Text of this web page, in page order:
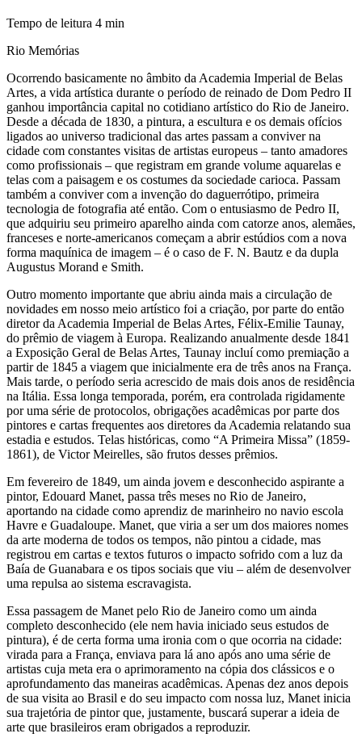
Tempo de leitura 4 min
Rio Memórias
Ocorrendo basicamente no âmbito da Academia Imperial de Belas
Artes, a vida artística durante o período de reinado de Dom Pedro II
ganhou importância capital no cotidiano artístico do Rio de Janeiro.
Desde a década de 1830, a pintura, a escultura e os demais ofícios
ligados ao universo tradicional das artes passam a conviver na
cidade com constantes visitas de artistas europeus – tanto amadores
como profissionais – que registram em grande volume aquarelas e
telas com a paisagem e os costumes da sociedade carioca. Passam
também a conviver com a invenção do daguerrótipo, primeira
tecnologia de fotografia até então. Com o entusiasmo de Pedro II,
que adquiriu seu primeiro aparelho ainda com catorze anos, alemães,
franceses e norte-americanos começam a abrir estúdios com a nova
forma maquínica de imagem – é o caso de F. N. Bautz e da dupla
Augustus Morand e Smith.
Outro momento importante que abriu ainda mais a circulação de
novidades em nosso meio artístico foi a criação, por parte do então
diretor da Academia Imperial de Belas Artes, Félix-Emilie Taunay,
do prêmio de viagem à Europa. Realizando anualmente desde 1841
a Exposição Geral de Belas Artes, Taunay incluí como premiação a
partir de 1845 a viagem que inicialmente era de três anos na França.
Mais tarde, o período seria acrescido de mais dois anos de residência
na Itália. Essa longa temporada, porém, era controlada rigidamente
por uma série de protocolos, obrigações acadêmicas por parte dos
pintores e cartas frequentes aos diretores da Academia relatando sua
estadia e estudos. Telas históricas, como “A Primeira Missa” (1859-
1861), de Victor Meirelles, são frutos desses prêmios.
Em fevereiro de 1849, um ainda jovem e desconhecido aspirante a
pintor, Edouard Manet, passa três meses no Rio de Janeiro,
aportando na cidade como aprendiz de marinheiro no navio escola
Havre e Guadaloupe. Manet, que viria a ser um dos maiores nomes
da arte moderna de todos os tempos, não pintou a cidade, mas
registrou em cartas e textos futuros o impacto sofrido com a luz da
Baía de Guanabara e os tipos sociais que viu – além de desenvolver
uma repulsa ao sistema escravagista.
Essa passagem de Manet pelo Rio de Janeiro como um ainda
completo desconhecido (ele nem havia iniciado seus estudos de
pintura), é de certa forma uma ironia com o que ocorria na cidade:
virada para a França, enviava para lá ano após ano uma série de
artistas cuja meta era o aprimoramento na cópia dos clássicos e o
aprofundamento das maneiras acadêmicas. Apenas dez anos depois
de sua visita ao Brasil e do seu impacto com nossa luz, Manet inicia
sua trajetória de pintor que, justamente, buscará superar a ideia de
arte que brasileiros eram obrigados a reproduzir.